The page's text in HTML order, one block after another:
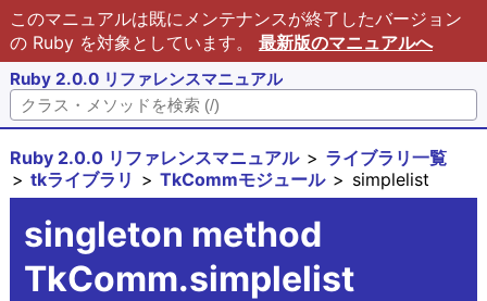
このマニュアルは既にメンテナンスが終了したバージョン
の Ruby を対象としています。 最新版のマニュアルへ
Ruby 2.0.0 リファレンスマニュアル
Ruby 2.0.0 リファレンスマニュアル
ライブラリ一覧
tkライブラリ
TkCommモジュール simplelist
singleton method
TkComm.simplelist